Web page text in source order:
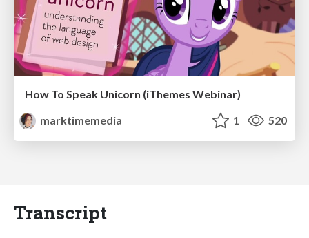
How To Speak Unicorn (iThemes Webinar)
marktimemedia
1 520
Transcript